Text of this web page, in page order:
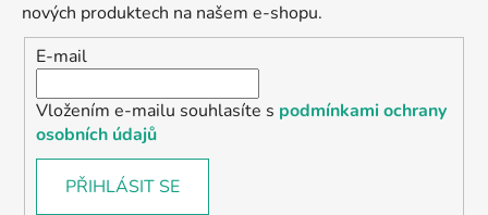
nových produktech na našem e-shopu.
E-mail
Vložením e-mailu souhlasíte s podmínkami ochrany
osobních údajů
PŘIHLÁSIT SE